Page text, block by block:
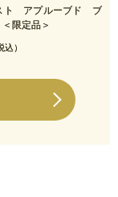
ト アプルーブド ブ
限定品＞
込）